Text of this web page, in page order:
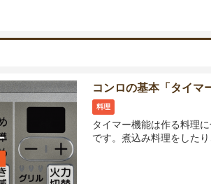
コンロの基本「タイマ
料理
タイマー機能は作る料理
です。煮込み料理をした